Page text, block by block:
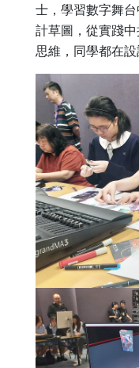
士，學習數字舞
計草圖，從實踐
思維，同學都在設